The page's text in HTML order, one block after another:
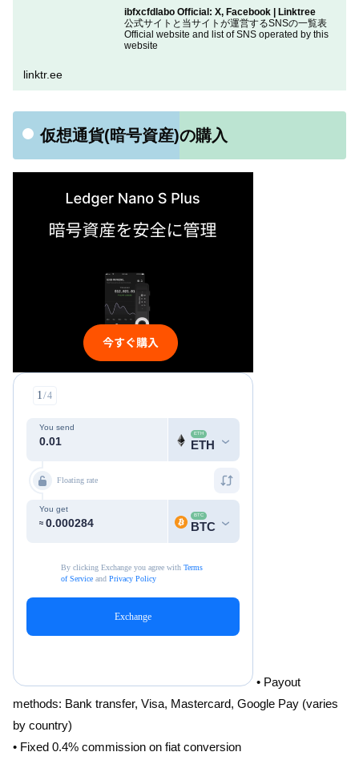
ibfxcfdlabo Official: X, Facebook | Linktree
公式サイトと当サイトが運営するSNSの一覧表
Official website and list of SNS operated by this
website
linktr.ee
仮想通貨(暗号資産)の購入
• Payout
methods: Bank transfer, Visa, Mastercard, Google Pay (varies
by country)
• Fixed 0.4% commission on fiat conversion